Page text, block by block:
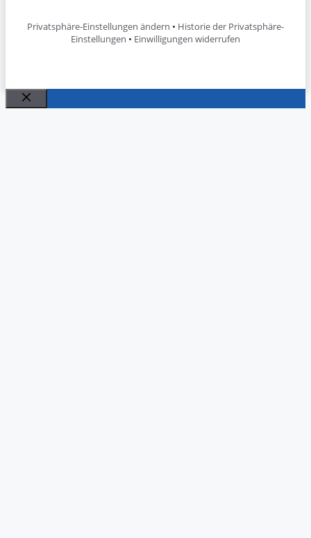
Privatsphäre-Einstellungen ändern • Historie der Privatsphäre-
Einstellungen • Einwilligungen widerrufen
Schließen